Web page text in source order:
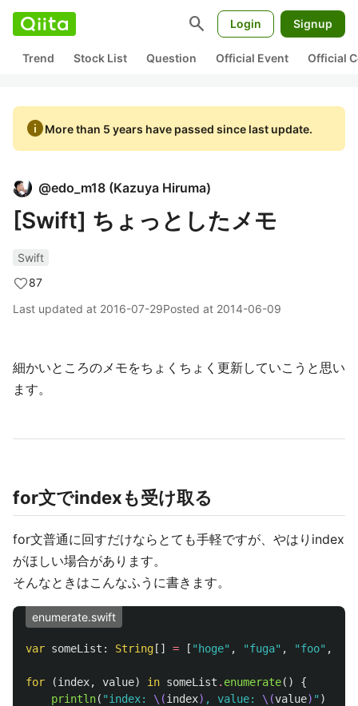
search Login Signup
Trend Stock List Question Official Event Official
infoMore than 5 years have passed since last update.
@edo_m18 (Kazuya Hiruma)
[Swift] ちょっとしたメモ
Swift
87
Last updated at 2016-07-29Posted at 2014-06-09
細かいところのメモをちょくちょく更新していこうと思い
ます。
for文でindexも受け取る
for文普通に回すだけならとても手軽ですが、やはりindex
がほしい場合があります。
そんなときはこんなふうに書きます。
enumerate.swift
var someList : String [] = [ "hoge" , "fuga" , "foo" ,
for (index, value) in someList . enumerate()
{
println( "index: \(index) , value: \(value) " )